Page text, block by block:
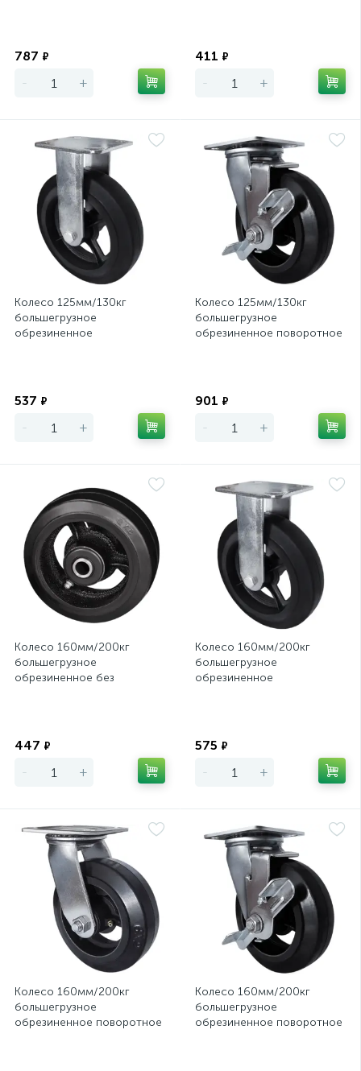
787 ₽
- +
411 ₽
- +
Колесо 125мм/130кг
большегрузное
обрезиненное
537 ₽
- +
Колесо 125мм/130кг
большегрузное
обрезиненное поворотное
901 ₽
- +
Колесо 160мм/200кг
большегрузное
обрезиненное без
447 ₽
- +
Колесо 160мм/200кг
большегрузное
обрезиненное
575 ₽
- +
Колесо 160мм/200кг
большегрузное
обрезиненное поворотное
Колесо 160мм/200кг
большегрузное
обрезиненное поворотное